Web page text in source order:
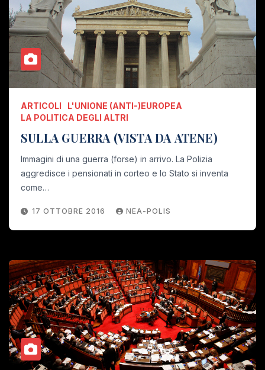
ARTICOLI
L'UNIONE (ANTI-)EUROPEA
LA POLITICA DEGLI ALTRI
SULLA GUERRA (VISTA DA ATENE)
Immagini di una guerra (forse) in arrivo. La Polizia
aggredisce i pensionati in corteo e lo Stato si inventa
come…
17 OTTOBRE 2016 NEA-POLIS